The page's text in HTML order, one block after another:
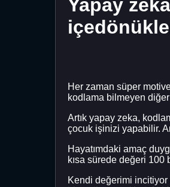
Yapay
Her zaman süper
kodlama bilmeyen
Artık yapay zeka,
çocuk işinizi yapabilir.
Hayatımdaki amaç
kısa sürede değeri
Kendi değerimi